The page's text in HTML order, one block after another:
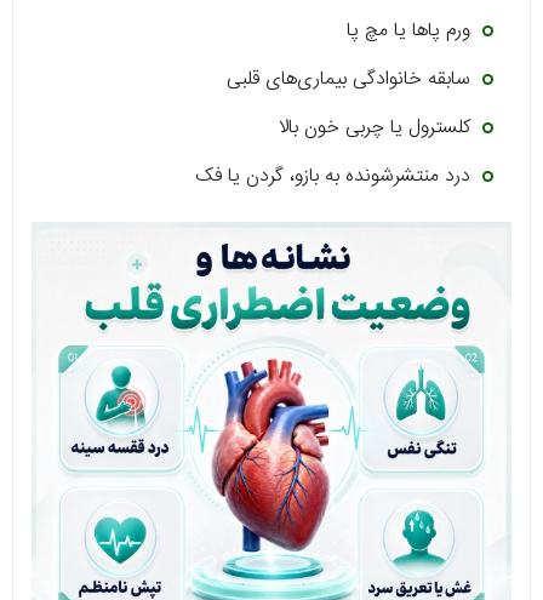
ورم پاها یا مچ پا
سابقه خانوادگی بیماری‌های قلبی
کلسترول یا چربی خون بالا
درد منتشرشونده به بازو، گردن یا فک